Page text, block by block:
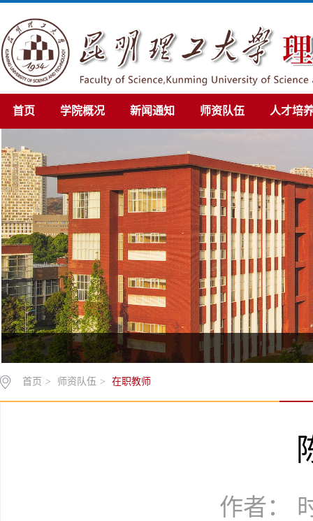
首页 学院概况 新闻通知 师资队伍 人才培
首页 > 师资队伍 > 在职教师
作者：